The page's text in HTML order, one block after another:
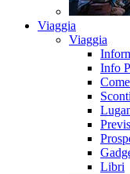
Viaggia
Viaggia
Info
Libri